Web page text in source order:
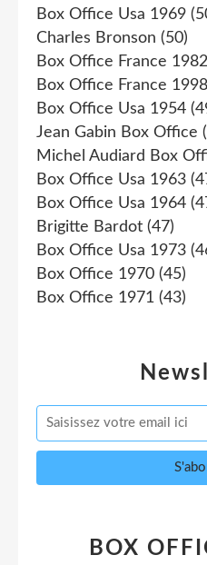
Box Office Usa 1969
Charles Bronson (50)
Box Office France 1982
Box Office France 1998
Box Office Usa 1954
Jean Gabin Box Office
Michel Audiard Box
Box Office Usa 1963
Box Office Usa 1964
Brigitte Bardot (47)
Box Office Usa 1973
Box Office 1970 (45)
Box Office 1971 (43)
BOX